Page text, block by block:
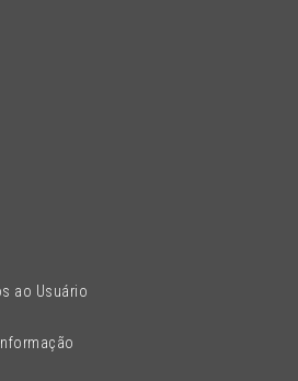
ao Usuário